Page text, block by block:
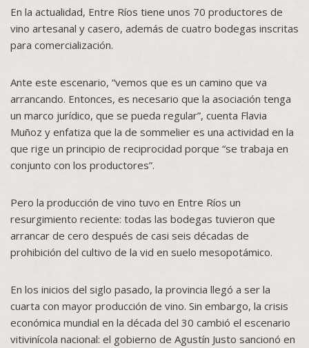
En la actualidad, Entre Ríos tiene unos 70 productores de
vino artesanal y casero, además de cuatro bodegas inscritas
para comercialización.
Ante este escenario, “vemos que es un camino que va
arrancando. Entonces, es necesario que la asociación tenga
un marco jurídico, que se pueda regular”, cuenta Flavia
Muñoz y enfatiza que la de sommelier es una actividad en la
que rige un principio de reciprocidad porque “se trabaja en
conjunto con los productores”.
Pero la producción de vino tuvo en Entre Ríos un
resurgimiento reciente: todas las bodegas tuvieron que
arrancar de cero después de casi seis décadas de
prohibición del cultivo de la vid en suelo mesopotámico.
En los inicios del siglo pasado, la provincia llegó a ser la
cuarta con mayor producción de vino. Sin embargo, la crisis
económica mundial en la década del 30 cambió el escenario
vitivinícola nacional: el gobierno de Agustín Justo sancionó en